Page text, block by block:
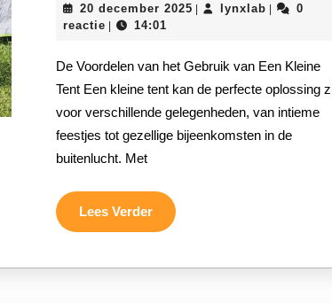
Sfeer
van
Een
Kleine
20 december 202520
lynxlablynxlab
0
reactie
14:01
De Voordelen van het Gebruik van Een Kleine
Tent Een kleine tent kan de perfecte oplossing
voor verschillende gelegenheden, van intieme
feestjes tot gezellige bijeenkomsten in de
buitenlucht. Met
Lees VerderLees
Verder